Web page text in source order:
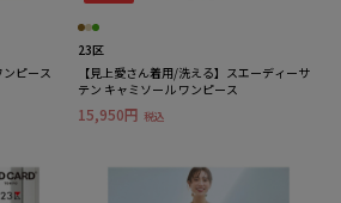
ピース
23区
【見上愛さん着用/洗える】スエーディーサ
テン キャミソール ワンピース
15,950円 税込